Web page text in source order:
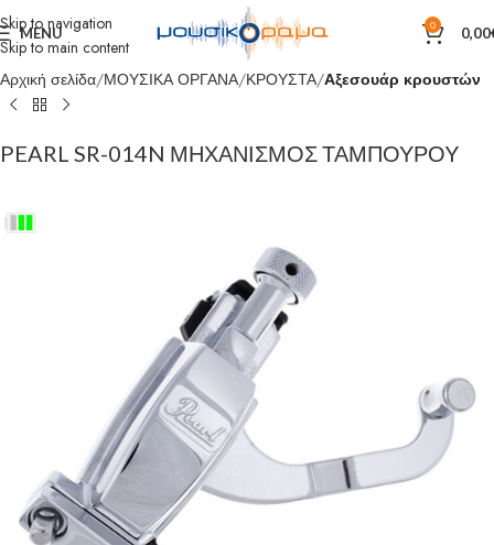
Skip to navigation
Skip to main content
MENU 0 0,00
Αρχική σελίδα ΜΟΥΣΙΚΑ ΟΡΓΑΝΑ ΚΡΟΥΣΤΑ Αξεσουάρ κρουστών
PEARL SR-014N ΜΗΧΑΝΙΣΜΟΣ ΤΑΜΠΟΥΡΟY